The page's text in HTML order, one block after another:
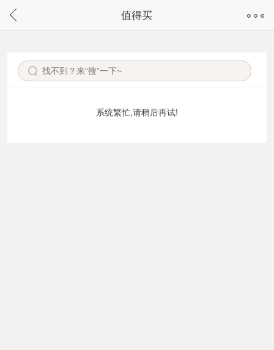
请通过微信或支付宝搜“奇兔客小程序”访问
值得买
系统繁忙,请稍后再试!